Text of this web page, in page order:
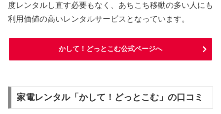
度レンタルし直す必要もなく、あちこち移動の多い人にも
利用価値の高いレンタルサービスとなっています。
かして！どっとこむ公式ページへ
家電レンタル「かして！どっとこむ」の口コミ